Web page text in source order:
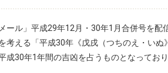
ール」平成29年12月・30年1月合併号を配
考える「平成30年《戊戌（つちのえ・いぬ
成30年1年間の吉凶を占うものとなっており